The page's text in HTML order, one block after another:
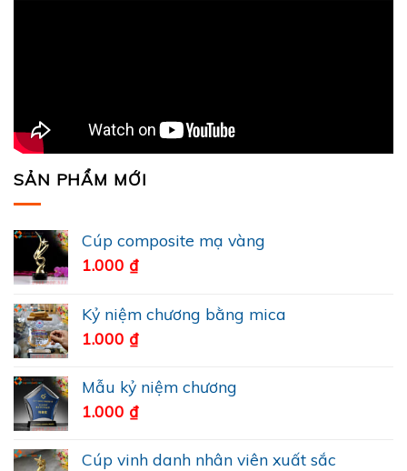
SẢN PHẨM MỚI
Cúp composite mạ vàng
1.000 ₫
Kỷ niệm chương bằng mica
1.000 ₫
Mẫu kỷ niệm chương
1.000 ₫
Cúp vinh danh nhân viên xuất sắc